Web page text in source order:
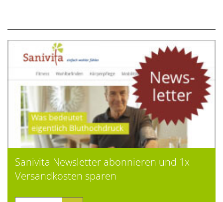
Sanivita Newsletter abonnieren und 1x
Versandkosten sparen